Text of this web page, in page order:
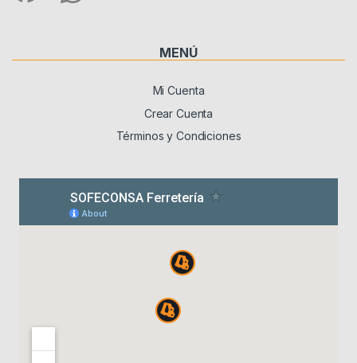
MENÚ
Mi Cuenta
Crear Cuenta
Términos y Condiciones